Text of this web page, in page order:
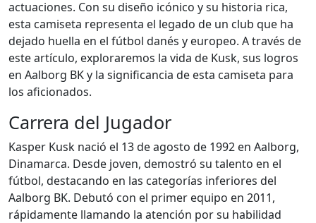
actuaciones. Con su diseño icónico y su historia rica,
esta camiseta representa el legado de un club que ha
dejado huella en el fútbol danés y europeo. A través de
este artículo, exploraremos la vida de Kusk, sus logros
en Aalborg BK y la significancia de esta camiseta para
los aficionados.
Carrera del Jugador
Kasper Kusk nació el 13 de agosto de 1992 en Aalborg,
Dinamarca. Desde joven, demostró su talento en el
fútbol, destacando en las categorías inferiores del
Aalborg BK. Debutó con el primer equipo en 2011,
rápidamente llamando la atención por su habilidad